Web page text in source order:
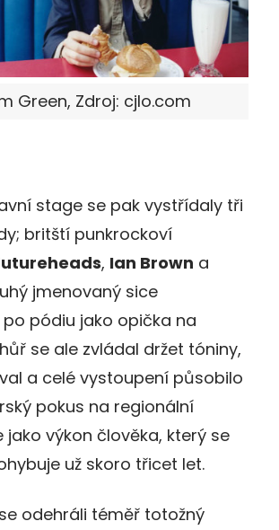
Green, Zdroj: cjlo.com
stage se pak vystřídaly tři
britští punkrockoví
, Ian Brown a
jmenovaný sice
pódiu jako opička na
se ale zvládal držet tóniny,
a celé vystoupení působilo
pokus na regionální
jako výkon člověka, který se
už skoro třicet let.
odehráli téměř totožný